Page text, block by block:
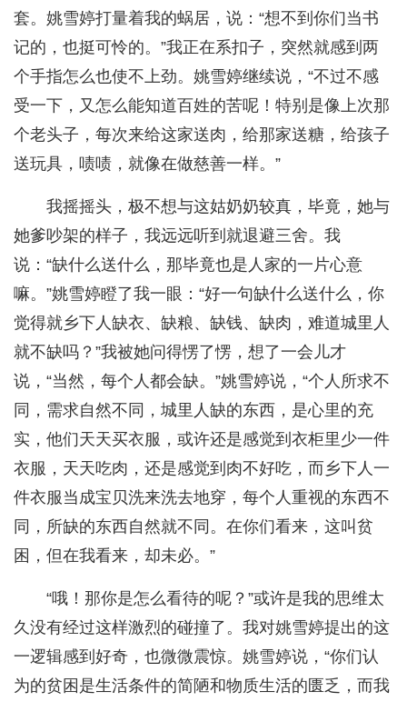
套。姚雪婷打量着我的蜗居，说：“想不到你们当书
记的，也挺可怜的。”我正在系扣子，突然就感到两
个手指怎么也使不上劲。姚雪婷继续说，“不过不感
受一下，又怎么能知道百姓的苦呢！特别是像上次那
个老头子，每次来给这家送肉，给那家送糖，给孩子
送玩具，啧啧，就像在做慈善一样。”
我摇摇头，极不想与这姑奶奶较真，毕竟，她与
她爹吵架的样子，我远远听到就退避三舍。我
说：“缺什么送什么，那毕竟也是人家的一片心意
嘛。”姚雪婷瞪了我一眼：“好一句缺什么送什么，你
觉得就乡下人缺衣、缺粮、缺钱、缺肉，难道城里人
就不缺吗？”我被她问得愣了愣，想了一会儿才
说，“当然，每个人都会缺。”姚雪婷说，“个人所求不
同，需求自然不同，城里人缺的东西，是心里的充
实，他们天天买衣服，或许还是感觉到衣柜里少一件
衣服，天天吃肉，还是感觉到肉不好吃，而乡下人一
件衣服当成宝贝洗来洗去地穿，每个人重视的东西不
同，所缺的东西自然就不同。在你们看来，这叫贫
困，但在我看来，却未必。”
“哦！那你是怎么看待的呢？”或许是我的思维太
久没有经过这样激烈的碰撞了。我对姚雪婷提出的这
一逻辑感到好奇，也微微震惊。姚雪婷说，“你们认
为的贫困是生活条件的简陋和物质生活的匮乏，而我